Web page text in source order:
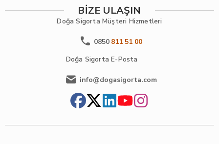
BİZE ULAŞIN
Doğa Sigorta Müşteri Hizmetleri
0850 811 51 00
Doğa SigortaE-Posta
info@dogasigorta.com